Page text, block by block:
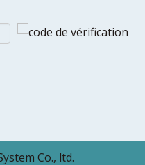
Co., ltd.